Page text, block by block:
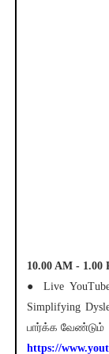
10.00 AM - 1.00
● Live
Simplifying
பார்க்க வேண்டும்
https://